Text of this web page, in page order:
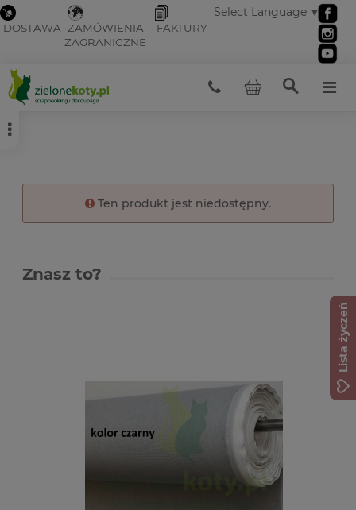
DOSTAWA ZAMÓWIENIA
ZAGRANICZNE
FAKTURY
Select Language ▼
Ten produkt jest niedostępny.
Znasz to?
Lista życzeń